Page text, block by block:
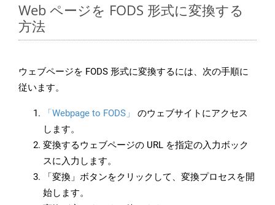
Web ページを FODS 形式に変換する
方法
ウェブページを FODS 形式に変換するには、次の手順に
従います。
「Webpage to FODS」
のウェブサイトにアクセス
します。
変換するウェブページの URL を指定の入力ボック
スに入力します。
「変換」ボタンをクリックして、変換プロセスを開
始します。